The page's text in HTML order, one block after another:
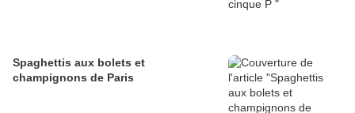
Spaghettis aux bolets et
champignons de Paris